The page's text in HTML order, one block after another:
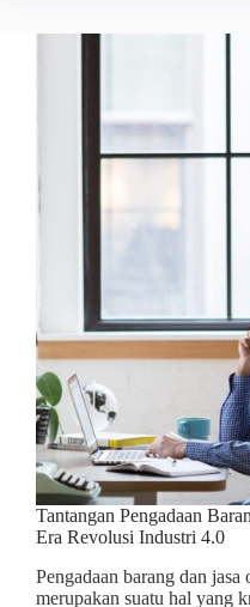
Tantangan Pengadaan
Era Revolusi Industri 4.0
Pengadaan barang dan jasa
merupakan suatu hal yang